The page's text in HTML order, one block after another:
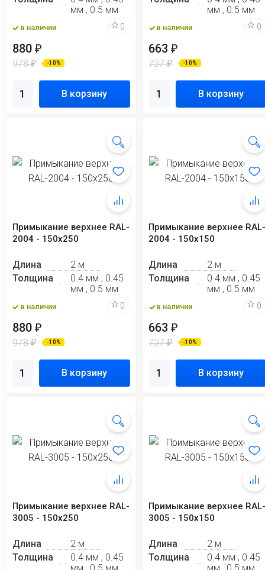
мм , 0.5 мм
в наличии 0
880 ₽
978₽ -10%
В корзину
мм , 0.5 мм
в наличии 0
663₽
737₽ -10%
В корзину
Примыкание верхнее RAL-
2004 - 150x250
Длина
2 м
Толщина
0.4 мм , 0.45
мм , 0.5 мм
в наличии 0
880 ₽
978₽ -10%
В корзину
Примыкание верхнее
2004 - 150х150
Длина
2 м
Толщина
0.4 мм , 0.45
мм , 0.5 мм
в наличии 0
663₽
737₽ -10%
В корзину
Примыкание верхнее RAL-
3005 - 150x250
Длина
2 м
Толщина
0.4 мм , 0.45
Примыкание верхнее
3005 - 150х150
Длина
2 м
Толщина
0.4 мм , 0.45